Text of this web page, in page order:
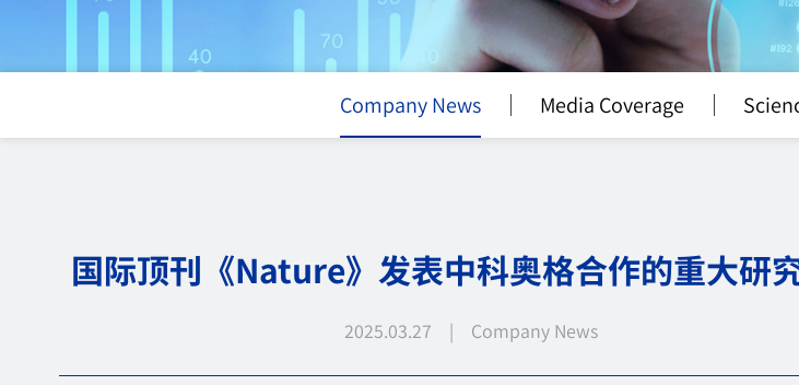
Company News Media Coverage
国际顶刊《Nature》发表中科奥格合作的重大研
2025.03.27 | Company News